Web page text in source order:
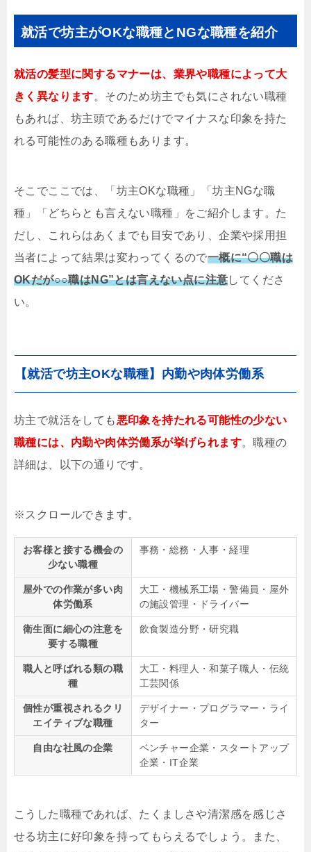
就活で坊主がOKな職種とNGな職種を紹介
就活の髪型に関するマナーは、業界や職種によって大
きく異なります。そのため坊主でも気にされない職種
もあれば、坊主頭であるだけでマイナスな印象を持た
れる可能性のある職種もあります。
そこでここでは、「坊主OKな職種」「坊主NGな職
種」「どちらとも言えない職種」をご紹介します。た
だし、これらはあくまでも目安であり、企業や採用担
当者によって結果は変わってくるので一概に“〇〇職は
OKだが○○職はNG”とは言えない点に注意してくださ
い。
【就活で坊主OKな職種】内勤や肉体労働系
坊主で就活をしても 悪印象を持たれる可能性の少ない
職種には、内勤や肉体労働系が挙げられます。職種の
詳細は、以下の通りです。
お客様と接する機会の
少ない職種
事務・総務・人事・経理
屋外での作業が多い肉
体労働系
大工・機械系工場・警備員・屋外
の施設管理・ドライバー
衛生面に細心の注意を
要する職種
飲食製造分野・研究職
職人と呼ばれる類の職
種
大工・料理人・和菓子職人・伝統
工芸関係
個性が重視されるクリ
エイティブな職種
デザイナー・プログラマー・ライ
ター
自由な社風の企業
ベンチャー企業・スタートアップ
企業・IT企業
こうした職種であれば、たくましさや清潔感を感じさ
せる坊主に好印象を持ってもらえるでしょう。また、